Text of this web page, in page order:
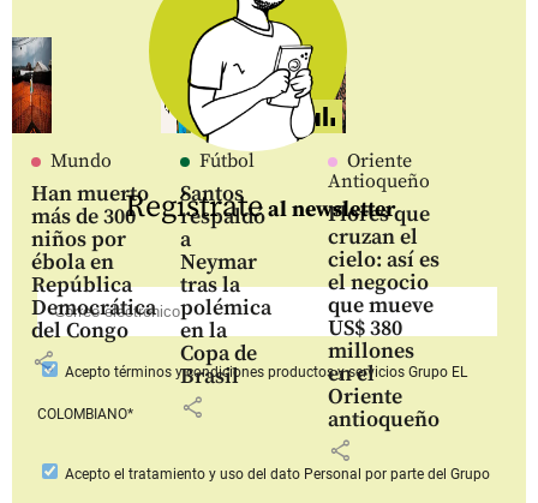
Mundo
Han muerto
más de 300
niños por
ébola en
República
Democrática
del Congo
share
Fútbol
Santos
respaldó
a
Neymar
tras la
polémica
en la
Copa de
Brasil
share
Oriente
Antioqueño
Flores que
cruzan el
cielo: así es
el negocio
que mueve
US$ 380
millones
en el
Oriente
antioqueño
share
Regístrateal newsletter
Aceptotérminos y condiciones productos y serviciosGrupo EL
COLOMBIANO*
Acepto el tratamiento y uso del dato Personal por parte del Grupo